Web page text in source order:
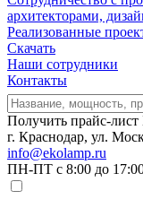
архитекторами,
Реализованные
Скачать
Наши сотрудники
Контакты
Получить прайс-лист
г. Краснодар, ул.
info@ekolamp.ru
ПН-ПТ с 8:00 до